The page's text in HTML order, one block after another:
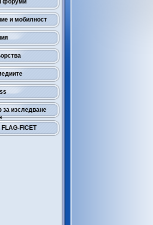
форуми
и мобилност
за изследване
FLAG-FICET